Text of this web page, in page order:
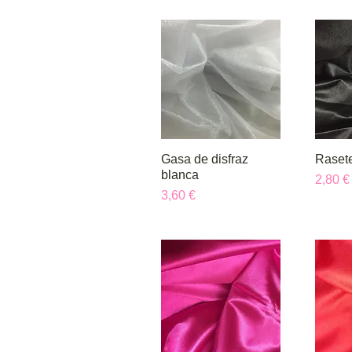
Vista rápida
Gasa de disfraz
blanca
Precio
3,60 €
Precio
2,80 €